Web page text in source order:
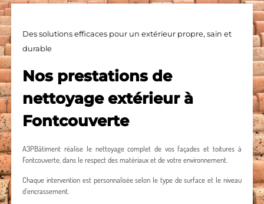
Des solutions efficaces pour un extérieur propre, sain et
durable
Nos prestations de
nettoyage extérieur à
Fontcouverte
A3PBâtiment réalise le nettoyage complet de vos façades et toitures à
Fontcouverte, dans le respect des matériaux et de votre environnement.
Chaque intervention est personnalisée selon le type de surface et le niveau
d’encrassement.